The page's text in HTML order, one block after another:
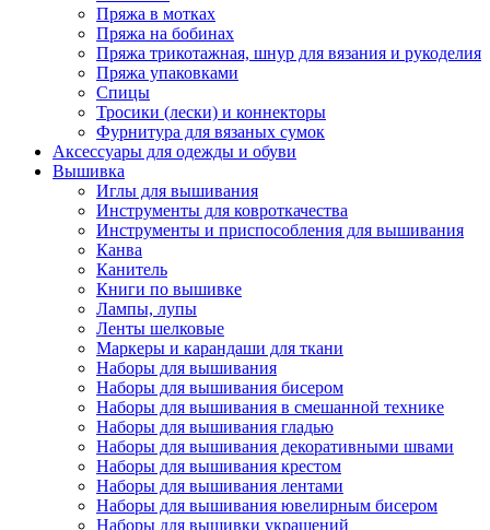
Пряжа в мотках
Пряжа на бобинах
Пряжа трикотажная, шнур для вязания и рукоделия
Пряжа упаковками
Спицы
Тросики (лески) и коннекторы
Фурнитура для вязаных сумок
Аксессуары для одежды и обуви
Вышивка
Иглы для вышивания
Инструменты для ковроткачества
Инструменты и приспособления для вышивания
Канва
Канитель
Книги по вышивке
Лампы, лупы
Ленты шелковые
Маркеры и карандаши для ткани
Наборы для вышивания
Наборы для вышивания бисером
Наборы для вышивания в смешанной технике
Наборы для вышивания гладью
Наборы для вышивания декоративными швами
Наборы для вышивания крестом
Наборы для вышивания лентами
Наборы для вышивания ювелирным бисером
Наборы для вышивки украшений